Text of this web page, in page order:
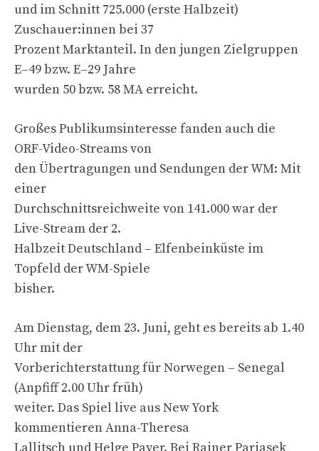
und im Schnitt 725.000 (erste Halbzeit)
Zuschauer:innen bei 37
Prozent Marktanteil. In den jungen Zielgruppen
E–49 bzw. E–29 Jahre
wurden 50 bzw. 58 MA erreicht.
Großes Publikumsinteresse fanden auch die
ORF-Video-Streams von
den Übertragungen und Sendungen der WM: Mit
einer
Durchschnittsreichweite von 141.000 war der
Live-Stream der 2.
Halbzeit Deutschland – Elfenbeinküste im
Topfeld der WM-Spiele
bisher.
Am Dienstag, dem 23. Juni, geht es bereits ab 1.40
Uhr mit der
Vorberichterstattung für Norwegen – Senegal
(Anpfiff 2.00 Uhr früh)
weiter. Das Spiel live aus New York
kommentieren Anna-Theresa
Lallitsch und Helge Payer. Bei Rainer Pariasek